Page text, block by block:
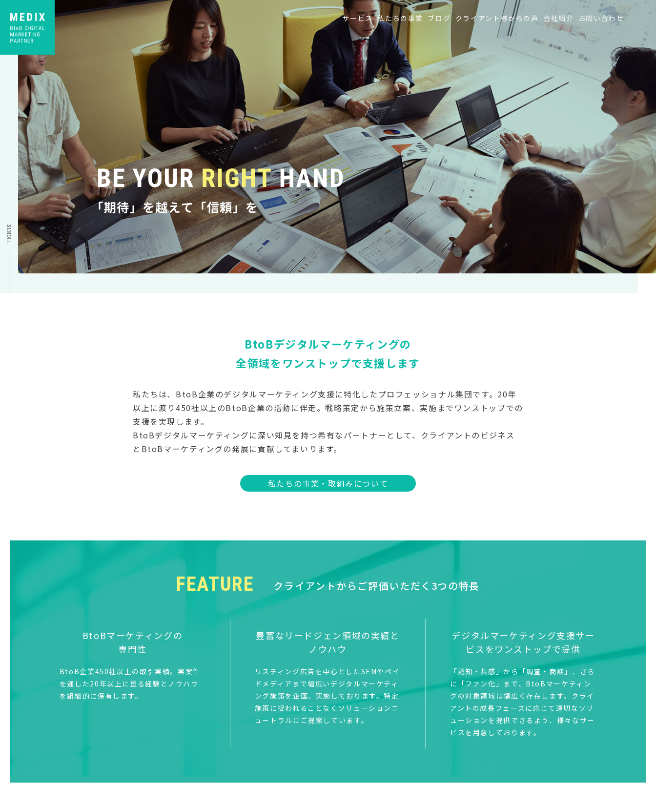
サービス 私たちの事業 ブログ クライアント様からの声 会社紹介 お問い合わせ
BtoBデジタルマーケティングの
全領域をワンストップで支援します
私たちは、BtoB企業のデジタルマーケティング支援に特化したプロフェッショナル集団です。20年
以上に渡り450社以上のBtoB企業の活動に伴走。戦略策定から施策立案、実施までワンストップでの
支援を実現します。
BtoBデジタルマーケティングに深い知見を持つ希有なパートナーとして、クライアントのビジネス
とBtoBマーケティングの発展に貢献してまいります。
私たちの事業・取組みについて
FEATURE クライアントからご評価いただく3つの特長
BtoBマーケティングの
専門性
BtoB企業450社以上の取引実績。実案件
を通した20年以上に亘る経験とノウハウ
を組織的に保有します。
豊富なリードジェン領域の実績と
ノウハウ
リスティング広告を中心としたSEMやペイ
ドメディアまで幅広いデジタルマーケティ
ング施策を企画、実施しております。特定
施策に捉われることなくソリューションニ
ュートラルにご提案しています。
デジタルマーケティング支援サー
ビスをワンストップで提供
「認知・共感」から「調査・商談」、さら
に「ファン化」まで、BtoBマーケティン
グの対象領域は幅広く存在します。クライ
アントの成長フェーズに応じて適切なソリ
ューションを提供できるよう、様々なサー
ビスを用意しております。